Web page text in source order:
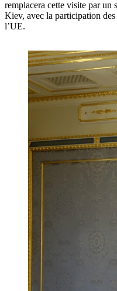
remplacera cette visite par
Kiev, avec la participation
l’UE.